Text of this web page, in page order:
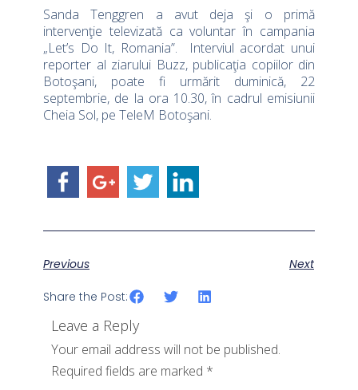
Sanda Tenggren a avut deja şi o primă
intervenţie televizată ca voluntar în campania
„Let’s Do It, Romania”. Interviul acordat unui
reporter al ziarului Buzz, publicaţia copiilor din
Botoşani, poate fi urmărit duminică, 22
septembrie, de la ora 10.30, în cadrul emisiunii
Cheia Sol, pe TeleM Botoşani.
Previous Next
Share the Post:
Leave a Reply
Your email address will not be published.
Required fields are marked *